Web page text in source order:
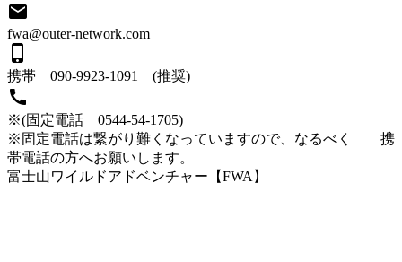
email
fwa@outer-network.com
phone_iphone
携帯 090-9923-1091 (推奨)
call
※(固定電話 0544-54-1705)
※固定電話は繋がり難くなっていますので、なるべく 携
帯電話の方へお願いします。
富士山ワイルドアドベンチャー【FWA】